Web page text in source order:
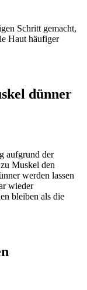
Schritt gemacht,
Haut häufiger
dünner
aufgrund der
Muskel den
werden lassen
wieder
bleiben als die